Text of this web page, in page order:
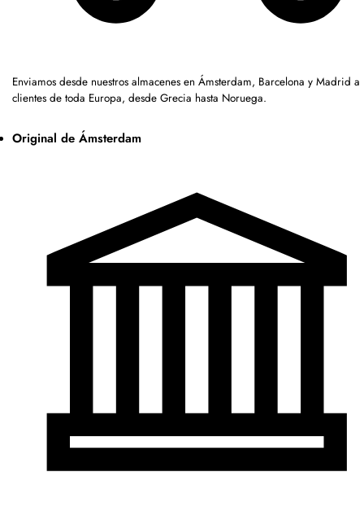
Enviamos desde nuestros almacenes en Ámsterdam, Barcelona y Madrid a
clientes de toda Europa, desde Grecia hasta Noruega.
Original de Ámsterdam